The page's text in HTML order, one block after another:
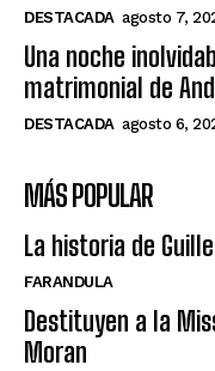
DESTACADA agosto 7,
Una noche
matrimonial de
DESTACADA agosto 6,
MÁS POPULAR
La historia de
FARANDULA
Destituyen a la
Moran